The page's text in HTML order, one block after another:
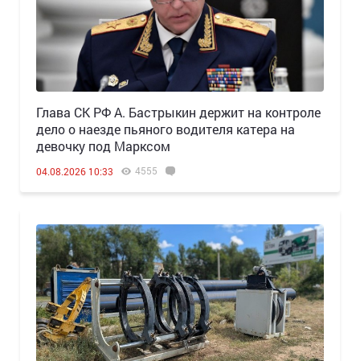
Глава СК РФ А. Бастрыкин держит на контроле
дело о наезде пьяного водителя катера на
девочку под Марксом
04.08.2026 10:33 4555